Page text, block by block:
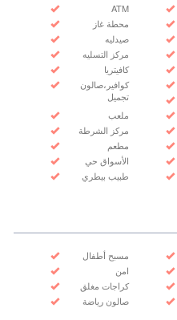
ATM
محطة غاز
صيدليه
مركز التسليه
كافيتريا
كوافير،صالون
تجميل
ملعب
مركز الشرطة
مطعم
الأسواق حي
طبيب بيطري
مسبح أطفال
امن
كراجات مغلق
صالون رياضة